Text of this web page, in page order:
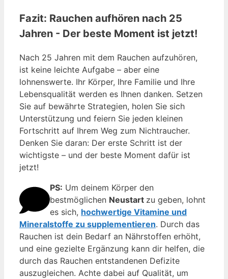
Fazit: Rauchen aufhören nach 25
Jahren - Der beste Moment ist jetzt!
Nach 25 Jahren mit dem Rauchen aufzuhören,
ist keine leichte Aufgabe – aber eine
lohnenswerte. Ihr Körper, Ihre Familie und Ihre
Lebensqualität werden es Ihnen danken. Setzen
Sie auf bewährte Strategien, holen Sie sich
Unterstützung und feiern Sie jeden kleinen
Fortschritt auf Ihrem Weg zum Nichtraucher.
Denken Sie daran: Der erste Schritt ist der
wichtigste – und der beste Moment dafür ist
jetzt!
PS: Um deinem Körper den
bestmöglichen Neustart zu geben, lohnt
es sich, hochwertige Vitamine und
Mineralstoffe zu supplementieren. Durch das
Rauchen ist dein Bedarf an Nährstoffen erhöht,
und eine gezielte Ergänzung kann dir helfen, die
durch das Rauchen entstandenen Defizite
auszugleichen. Achte dabei auf Qualität, um